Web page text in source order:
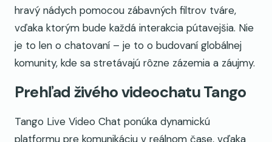
hravý nádych pomocou zábavných filtrov tváre,
vďaka ktorým bude každá interakcia pútavejšia. Nie
je to len o chatovaní – je to o budovaní globálnej
komunity, kde sa stretávajú rôzne zázemia a záujmy.
Prehľad živého videochatu Tango
Tango Live Video Chat ponúka dynamickú
platformu pre komunikáciu v reálnom čase, vďaka